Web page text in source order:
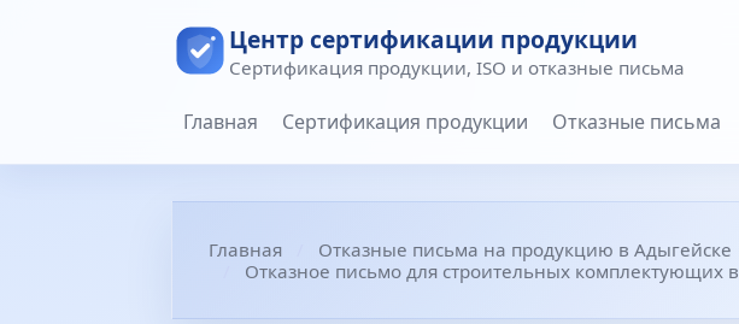
Центр сертификации продукции
Сертификация продукции, ISO и отказные письма
Главная Сертификация продукции Отказные письма
Главная Отказные письма на продукцию в Адыгейске
Отказное письмо для строительных комплектующих